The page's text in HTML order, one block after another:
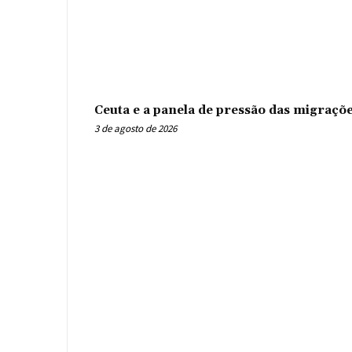
Ceuta e a panela de pressão das
3 de agosto de 2026